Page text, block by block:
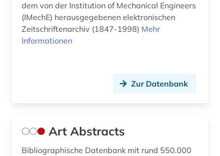
dem von der Institution of Mechanical Engineers
(IMechE) herausgegebenen elektronischen
Zeitschriftenarchiv (1847-1998) Mehr
Informationen
Zur Datenbank
Art Abstracts
Bibliographische Datenbank mit rund 550.000